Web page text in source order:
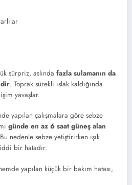
sürpriz, aslında fazla sulamanın da
. Toprak sürekli ıslak kaldığında
yavaşlar.
yapılan çalışmalara göre sebze
günde en az 6 saat güneş alan
nedenle sebze yetiştirirken ışık
bir hatadır.
yapılan küçük bir bakım hatası,